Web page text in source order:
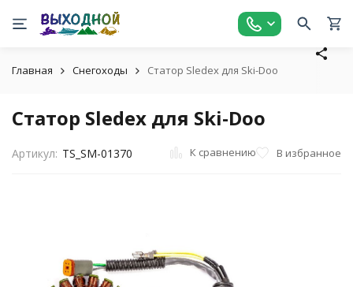
Главная Снегоходы Статор Sledex для Ski-Doo
Статор Sledex для Ski-Doo
Артикул: TS_SM-01370 К сравнению В избранное